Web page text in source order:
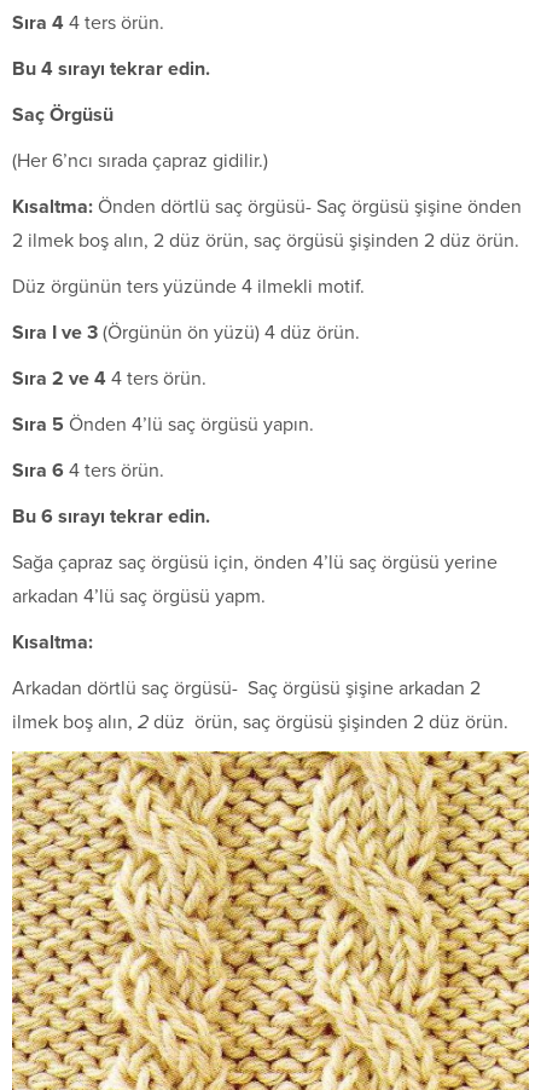
Sıra 4 4 ters örün.
Bu 4 sırayı tekrar edin.
Saç Örgüsü
(Her 6’ncı sırada çapraz gidilir.)
Kısaltma: Önden dörtlü saç örgüsü- Saç örgüsü şişine önden
2 ilmek boş alın, 2 düz örün, saç örgüsü şişinden 2 düz örün.
Düz örgünün ters yüzünde 4 ilmekli motif.
Sıra I ve 3 (Örgünün ön yüzü) 4 düz örün.
Sıra 2 ve 4 4 ters örün.
Sıra 5 Önden 4’lü saç örgüsü yapın.
Sıra 6 4 ters örün.
Bu 6 sırayı tekrar edin.
Sağa çapraz saç örgüsü için, önden 4’lü saç örgüsü yerine
arkadan 4’lü saç örgüsü yapm.
Kısaltma:
Arkadan dörtlü saç örgüsü- Saç örgüsü şişine arkadan 2
ilmek boş alın, 2 düz örün, saç örgüsü şişinden 2 düz örün.